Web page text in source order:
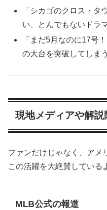
「シカゴのクロス・タ
い、とんでもないドラ
「まだ5月なのに17号
の大台を突破してしま
現地メディアや解説
ファンだけじゃなく、アメ
この活躍を大絶賛している
MLB公式の報道